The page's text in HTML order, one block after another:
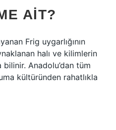
AIT?
Frig uygarlığının
halı ve kilimlerin
bilinir. Anadolu’dan tüm
kültüründen rahatlıkla